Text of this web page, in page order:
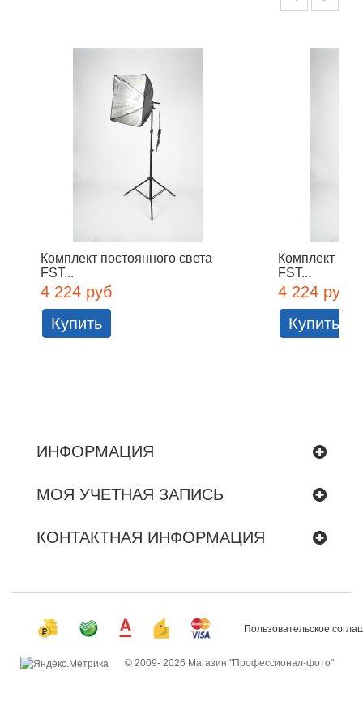
Комплект постоянного света
FST...
4 224 руб
Купить
Комплект
FST...
4 224 руб
Купить
ИНФОРМАЦИЯ
МОЯ УЧЕТНАЯ ЗАПИСЬ
КОНТАКТНАЯ ИНФОРМАЦИЯ
Пользовательское
© 2009- 2026 Магазин "Профессионал-фото"